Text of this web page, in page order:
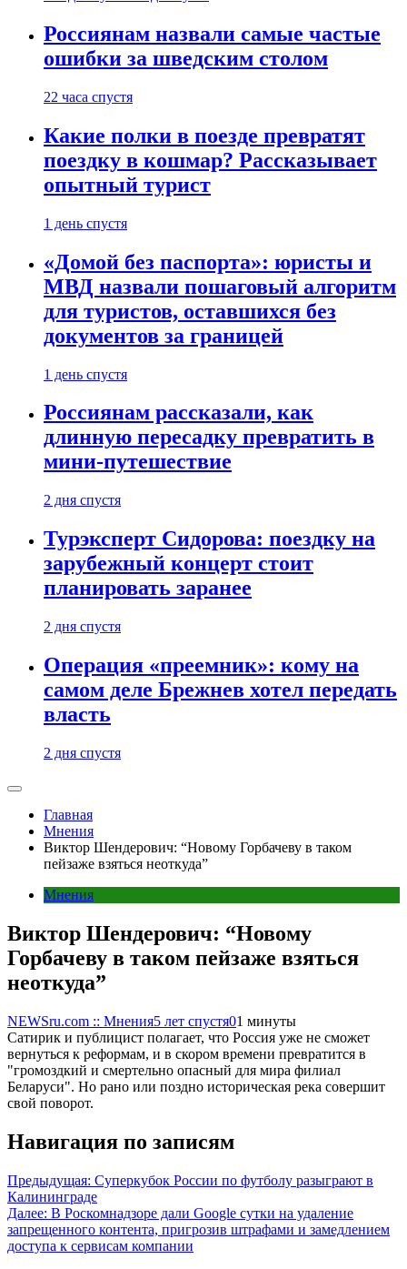
Россиянам назвали самые частые
ошибки за шведским столом
22 часа спустя
Какие полки в поезде превратят
поездку в кошмар? Рассказывает
опытный турист
1 день спустя
«Домой без паспорта»: юристы и
МВД назвали пошаговый алгоритм
для туристов, оставшихся без
документов за границей
1 день спустя
Россиянам рассказали, как
длинную пересадку превратить в
мини-путешествие
2 дня спустя
Турэксперт Сидорова: поездку на
зарубежный концерт стоит
планировать заранее
2 дня спустя
Операция «преемник»: кому на
самом деле Брежнев хотел передать
власть
2 дня спустя
Главная
Мнения
Виктор Шендерович: “Новому Горбачеву в таком
пейзаже взяться неоткуда”
Мнения
Виктор Шендерович: “Новому
Горбачеву в таком пейзаже взяться
неоткуда”
NEWSru.com :: Мнения5 лет спустя01 минуты
Сатирик и публицист полагает, что Россия уже не сможет
вернуться к реформам, и в скором времени превратится в
"громоздкий и смертельно опасный для мира филиал
Беларуси". Но рано или поздно историческая река совершит
свой поворот.
Навигация по записям
Предыдущая: Суперкубок России по футболу разыграют в
Калининграде
Далее: В Роскомнадзоре дали Google сутки на удаление
запрещенного контента, пригрозив штрафами и замедлением
доступа к сервисам компании